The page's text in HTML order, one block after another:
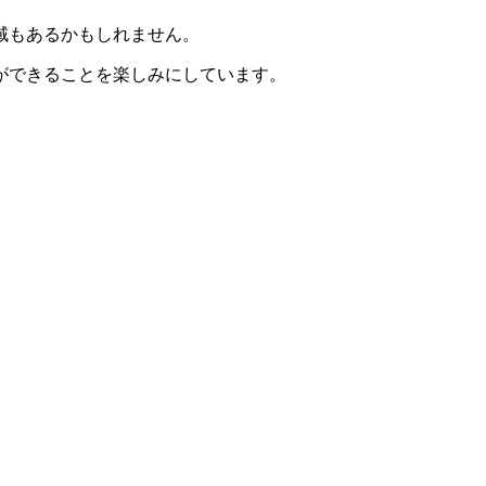
あるかもしれません。
きることを楽しみにしています。